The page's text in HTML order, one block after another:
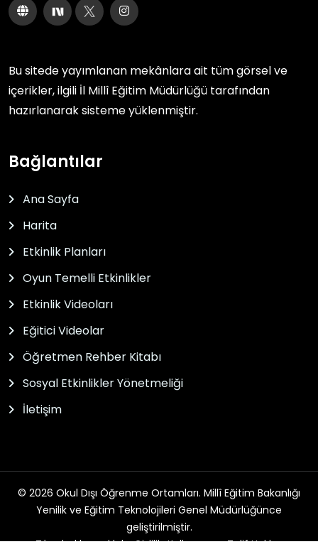
Bu sitede yayımlanan mekânlara ait tüm görsel ve
içerikler, ilgili İl Millî Eğitim Müdürlüğü tarafından
hazırlanarak sisteme yüklenmiştir.
Bağlantılar
Ana Sayfa
Harita
Etkinlik Planları
Oyun Temelli Etkinlikler
Etkinlik Videoları
Eğitici Videolar
Öğretmen Rehber Kitabı
Sosyal Etkinlikler Yönetmeliği
İletişim
© 2026 Okul Dışı Öğrenme Ortamları. Millî Eğitim Bakanlığı
Yenilik ve Eğitim Teknolojileri Genel Müdürlüğünce
geliştirilmiştir.
Tüm hakları saklıdır. Gizlilik, Kullanım ve Telif Hakları